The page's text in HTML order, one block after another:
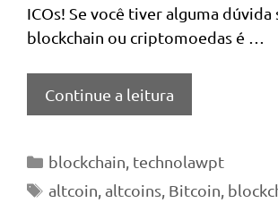
ICOs! Se você tiver alguma dúvida
blockchain ou criptomoedas é …
Continue a leitura
Categorias
blockchain, technolawpt
Tags
altcoin,altcoins, Bitcoin,